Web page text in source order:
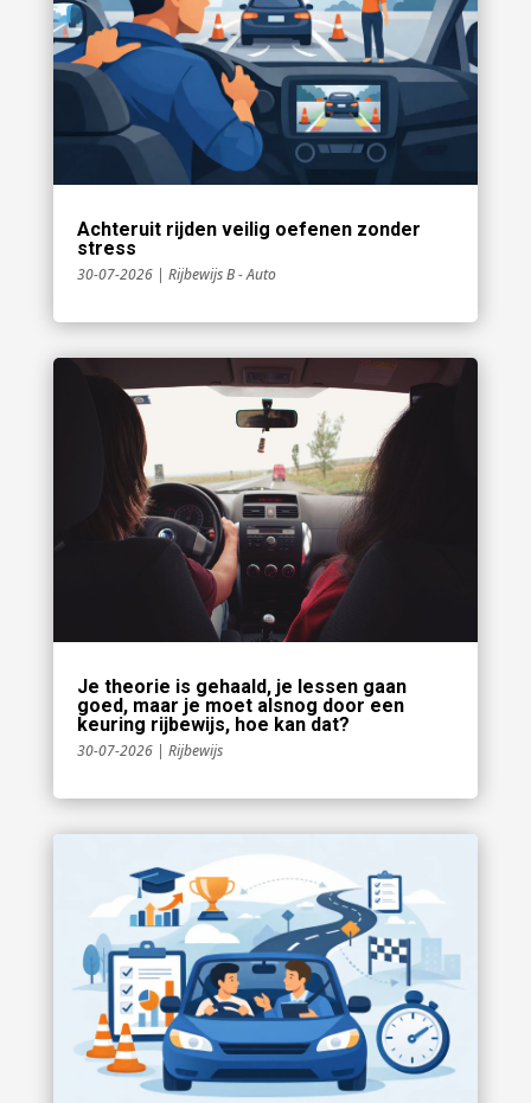
Achteruit rijden veilig oefenen zonder
stress
30-07-2026| Rijbewijs B - Auto
Je theorie is gehaald, je lessen gaan
goed, maar je moet alsnog door een
keuring rijbewijs, hoe kan dat?
30-07-2026| Rijbewijs